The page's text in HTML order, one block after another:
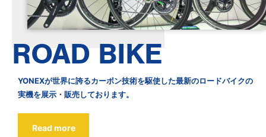
ROAD BIKE
YONEXが世界に誇るカーボン技術を駆使した最新のロードバイクの
実機を展示・販売しております。
Read more